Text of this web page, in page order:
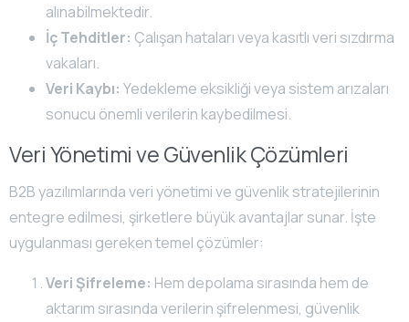
alınabilmektedir.
İç Tehditler: Çalışan hataları veya kasıtlı veri sızdırma
vakaları.
Veri Kaybı: Yedekleme eksikliği veya sistem arızaları
sonucu önemli verilerin kaybedilmesi.
Veri Yönetimi ve Güvenlik Çözümleri
B2B yazılımlarında veri yönetimi ve güvenlik stratejilerinin
entegre edilmesi, şirketlere büyük avantajlar sunar. İşte
uygulanması gereken temel çözümler:
Veri Şifreleme: Hem depolama sırasında hem de
aktarım sırasında verilerin şifrelenmesi, güvenlik